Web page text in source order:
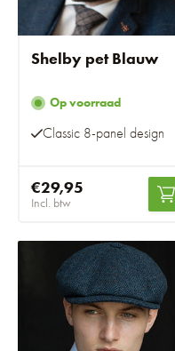
Shelby pet Blauw
Op voorraad
Classic 8-panel design
€29,95
Incl. btw